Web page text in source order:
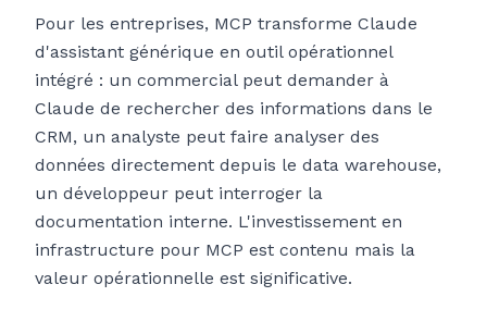
Pour les entreprises, MCP transforme Claude
d'assistant générique en outil opérationnel
intégré : un commercial peut demander à
Claude de rechercher des informations dans le
CRM, un analyste peut faire analyser des
données directement depuis le data warehouse,
un développeur peut interroger la
documentation interne. L'investissement en
infrastructure pour MCP est contenu mais la
valeur opérationnelle est significative.